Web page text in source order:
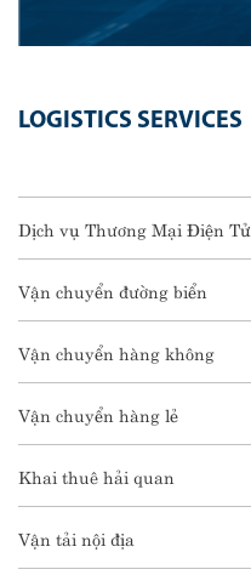
LOGISTICS SERVICES
Dịch vụ Thương Mại Điện Tử
Vận chuyển đường biển
Vận chuyển hàng không
Vận chuyển hàng lẻ
Khai thuê hải quan
Vận tải nội địa